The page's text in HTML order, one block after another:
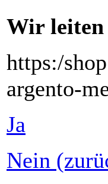
Wir leiten
https:/
argento-
Ja
Nein